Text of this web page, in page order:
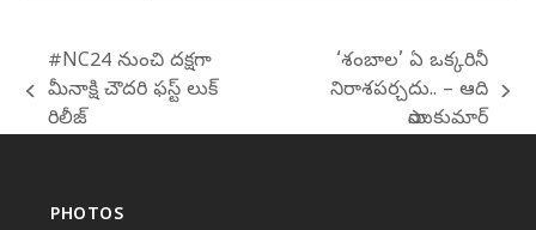
previous
post:
#NC24 నుంచి దక్షగా
మీనాక్షి చౌదరి ఫస్ట్ లుక్
రిలీజ్
post:
‘శంబాల’ ఏ ఒక్కరినీ
నిరాశపర్చదు.. – ఆది
సాయికుమార్
PHOTOS